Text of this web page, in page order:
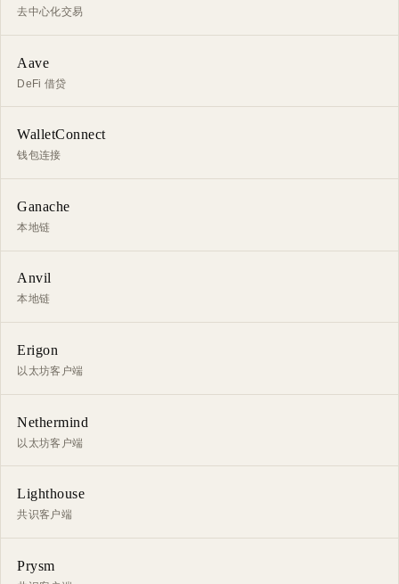
去中心化交易
Aave
DeFi 借贷
WalletConnect
钱包连接
Ganache
本地链
Anvil
本地链
Erigon
以太坊客户端
Nethermind
以太坊客户端
Lighthouse
共识客户端
Prysm